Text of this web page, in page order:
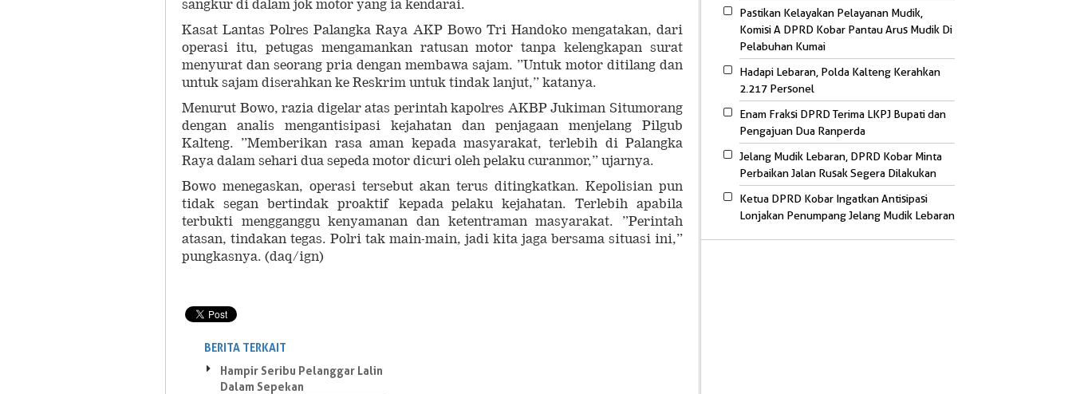
sangkur di dalam jok motor yang ia kendarai.
Kasat Lantas Polres Palangka Raya AKP Bowo Tri Handoko mengatakan, dari
operasi itu, petugas mengamankan ratusan motor tanpa kelengkapan surat
menyurat dan seorang pria dengan membawa sajam. ”Untuk motor ditilang dan
untuk sajam diserahkan ke Reskrim untuk tindak lanjut,” katanya.
Menurut Bowo, razia digelar atas perintah kapolres AKBP Jukiman Situmorang
dengan analis mengantisipasi kejahatan dan penjagaan menjelang Pilgub
Kalteng. ”Memberikan rasa aman kepada masyarakat, terlebih di Palangka
Raya dalam sehari dua sepeda motor dicuri oleh pelaku curanmor,” ujarnya.
Bowo menegaskan, operasi tersebut akan terus ditingkatkan. Kepolisian pun
tidak segan bertindak proaktif kepada pelaku kejahatan. Terlebih apabila
terbukti mengganggu kenyamanan dan ketentraman masyarakat. ”Perintah
atasan, tindakan tegas. Polri tak main-main, jadi kita jaga bersama situasi ini,”
pungkasnya. (daq/ign)
BERITA TERKAIT
Hampir Seribu Pelanggar Lalin
Dalam Sepekan
Pastikan Kelayakan Pelayanan Mudik,
Komisi A DPRD Kobar Pantau Arus Mudik Di
Pelabuhan Kumai
Hadapi Lebaran, Polda Kalteng Kerahkan
2.217 Personel
Enam Fraksi DPRD Terima LKPJ Bupati dan
Pengajuan Dua Ranperda
Jelang Mudik Lebaran, DPRD Kobar Minta
Perbaikan Jalan Rusak Segera Dilakukan
Ketua DPRD Kobar Ingatkan Antisipasi
Lonjakan Penumpang Jelang Mudik Lebaran